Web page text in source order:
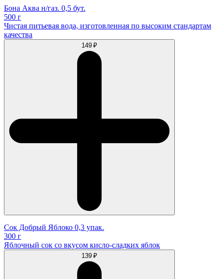
Бона Аква н/газ. 0,5 бут.
500 г
Чистая питьевая вода, изготовленная по высоким стандартам
качества
149 ₽
Сок Добрый Яблоко 0,3 упак.
300 г
Яблочный сок со вкусом кисло-сладких яблок
139 ₽